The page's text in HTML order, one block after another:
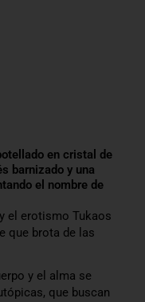
en cristal de
barnizado y una
el nombre de
el erotismo Tukaos
que brota de las
y el alma se
que buscan